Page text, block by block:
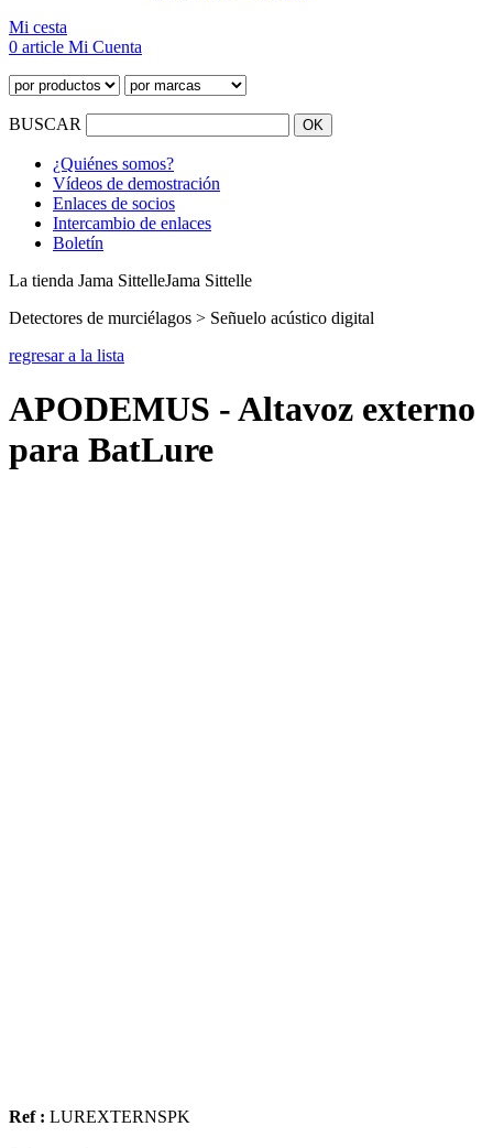
Mi cesta
0 article Mi Cuenta
BUSCAR
¿Quiénes somos?
Vídeos de demostración
Enlaces de socios
Intercambio de enlaces
Boletín
La tienda Jama SittelleJama Sittelle
Detectores de murciélagos > Señuelo acústico digital
regresar a la lista
APODEMUS - Altavoz externo
para BatLure
Ref : LUREXTERNSPK